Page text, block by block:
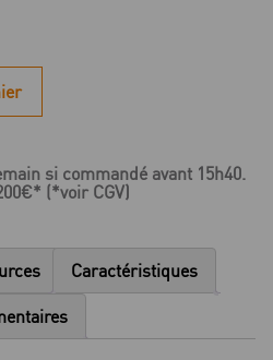
si commandé avant 15h40.
(*voir CGV)
Caractéristiques